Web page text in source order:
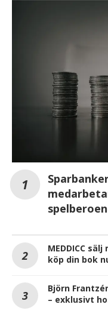
MEDDICC
köp din bok
Björn
– exklusivt